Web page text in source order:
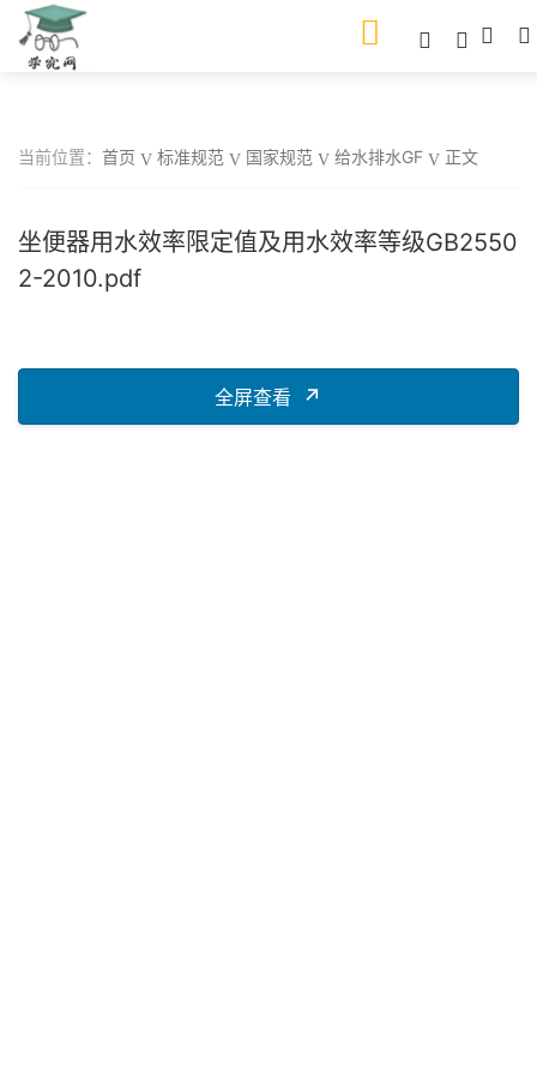
当前位置： 首页 标准规范 国家规范 给水排水GF 正文
坐便器用水效率限定值及用水效率等级GB2550
2-2010.pdf
全屏查看